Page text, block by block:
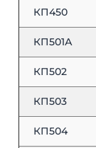
КП450
КП501А
КП502
КП503
КП504